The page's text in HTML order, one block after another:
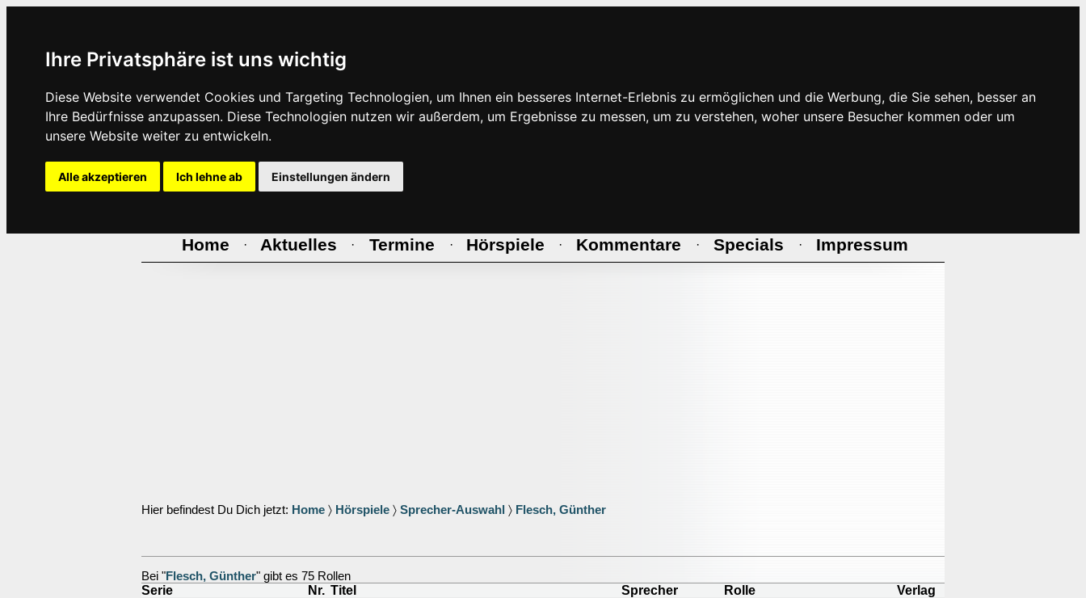
Ihre Privatsphäre ist uns wichtig
Diese Website verwendet Cookies und Targeting Technologien, um Ihnen ein besseres Internet-Erlebnis zu ermöglichen und die Werbung, die Sie sehen, besser an
Ihre Bedürfnisse anzupassen. Diese Technologien nutzen wir außerdem, um Ergebnisse zu messen, um zu verstehen, woher unsere Besucher kommen oder um
unsere Website weiter zu entwickeln.
Alle akzeptieren Ich lehne ab Einstellungen ändern
Home · Aktuelles · Termine · Hörspiele · Kommentare · Specials · Impressum
Hier befindest Du Dich jetzt: Home 〉 Hörspiele 〉 Sprecher-Auswahl 〉 Flesch, Günther
Bei "Flesch, Günther" gibt es 75 Rollen
Serie Nr. Titel Sprecher Rolle
Verlag